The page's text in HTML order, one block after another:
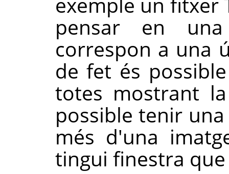
pensar en
correspon a una
de fet és
totes mostrant
possible tenir
més d'una
tingui finestra